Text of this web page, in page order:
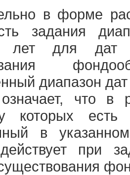
в форме
задания
лет для
диапазон
что в
которых есть
в
при